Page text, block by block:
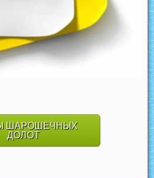
ШАРОШЕЧНЫХ
ДОЛОТ